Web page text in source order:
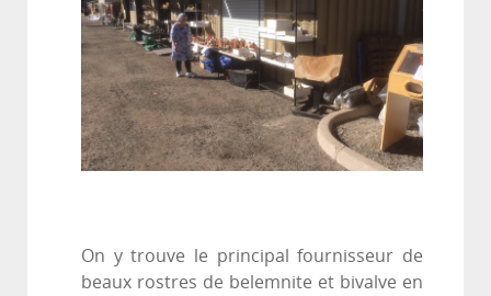
On y trouve le principal fournisseur de
beaux rostres de belemnite et bivalve en